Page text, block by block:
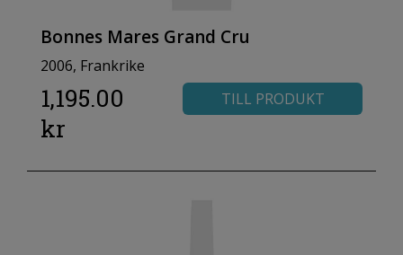
Bonnes Mares Grand Cru
2006, Frankrike
1,195.00
kr
TILL PRODUKT